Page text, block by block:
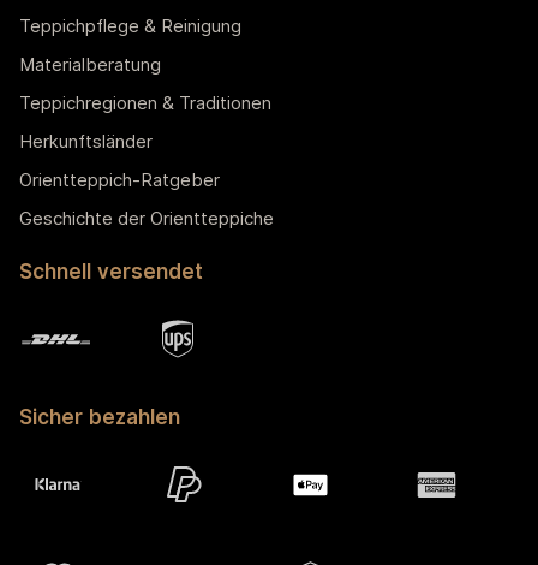
Teppichpflege & Reinigung
Materialberatung
Teppichregionen & Traditionen
Herkunftsländer
Orientteppich-Ratgeber
Geschichte der Orientteppiche
Schnell versendet
Sicher bezahlen